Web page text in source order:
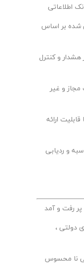
اطلاعاتی
شده بر اساس
هشدار و کنترل
و غیر
ارائه
و ردیابی
رفت و آمد
دولتی ،
نا محسوس